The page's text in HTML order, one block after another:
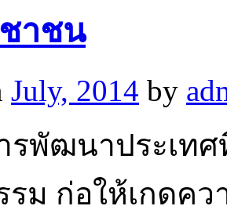
าชน
July, 2014 by
รพัฒนาประเท
ม ก่อให้เกดค